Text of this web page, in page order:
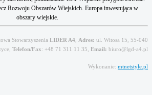
Rozwoju Obszarów Wiejskich. Europa inwestująca w
obszary wiejskie.
Stowarzyszenia LIDER A4 Adres: ul. Witosa 15, 55-040
Telefon/Fax: +48 71 311 11 35, Email: biuro@lgd-a4.pl
Wykonanie: mtnetstyle.pl